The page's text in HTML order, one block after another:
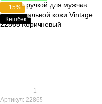
−15%
Кешбек
1
Артикул: 22865